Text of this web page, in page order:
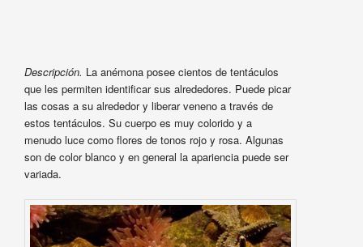
Descripción. La anémona posee cientos de tentáculos
que les permiten identificar sus alrededores. Puede picar
las cosas a su alrededor y liberar veneno a través de
estos tentáculos. Su cuerpo es muy colorido y a
menudo luce como flores de tonos rojo y rosa. Algunas
son de color blanco y en general la apariencia puede ser
variada.